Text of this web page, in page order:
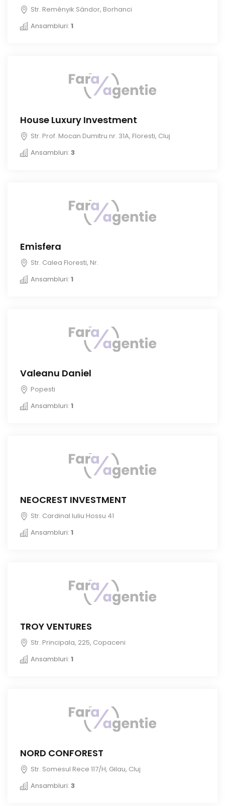
Str. Reményik Sándor, Borhanci
Ansambluri: 1
House Luxury Investment
Str. Prof. Mocan Dumitru nr. 31A, Floresti, Cluj
Ansambluri: 3
Emisfera
Str. Calea Floresti, Nr.
Ansambluri: 1
Valeanu Daniel
Popesti
Ansambluri: 1
NEOCREST INVESTMENT
Str. Cardinal Iuliu Hossu 41
Ansambluri: 1
TROY VENTURES
Str. Principala, 225, Copaceni
Ansambluri: 1
NORD CONFOREST
Str. Somesul Rece 117/H, Gilau, Cluj
Ansambluri: 3